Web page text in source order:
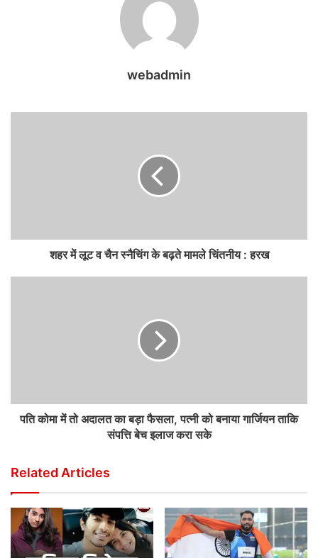
webadmin
शहर में लूट व चैन स्नैचिंग के बढ़ते मामले चिंतनीय : हरख
पति कोमा में तो अदालत का बड़ा फैसला, पत्नी को बनाया गार्जियन ताकि
संपत्ति बेच इलाज करा सके
Related Articles